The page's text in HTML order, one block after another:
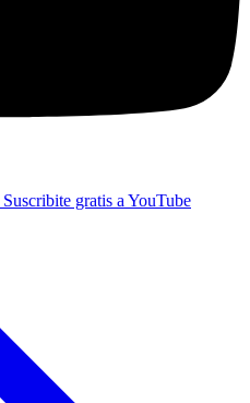
Suscribite gratis a YouTube